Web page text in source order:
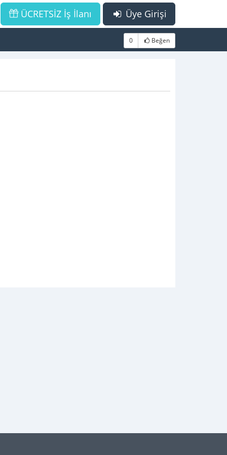
Üye Girişi
ÜCRETSİZ İş İlanı
0 Beğen